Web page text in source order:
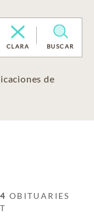
CLARA BUSCAR
de
OBITUARIES